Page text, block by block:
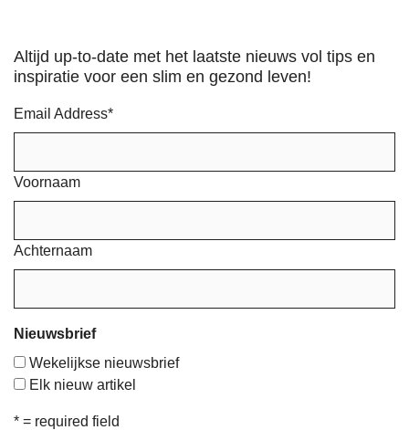
Altijd up-to-date met het laatste nieuws vol tips en
inspiratie voor een slim en gezond leven!
Email Address*
Voornaam
Achternaam
Nieuwsbrief
Wekelijkse nieuwsbrief
Elk nieuw artikel
* = required field